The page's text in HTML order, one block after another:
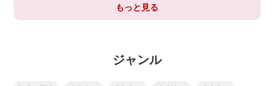
もっと見る
ジャンル